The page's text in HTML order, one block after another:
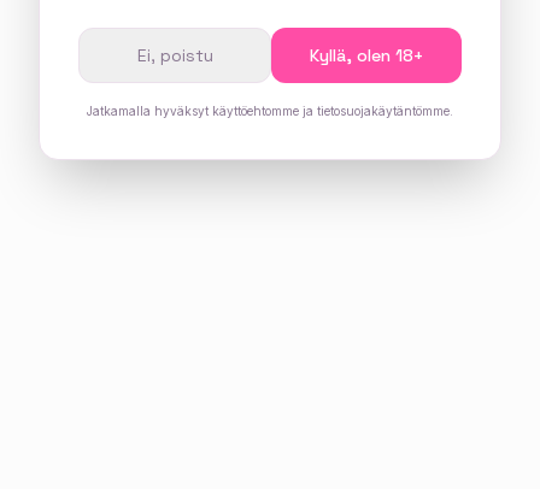
Ei, poistu Kyllä, olen 18+
Jatkamalla hyväksyt käyttöehtomme ja tietosuojakäytäntömme.